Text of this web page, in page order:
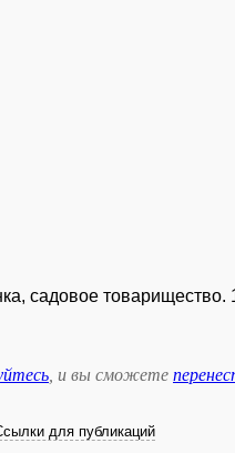
садовое товарищество.
, и вы сможете
для публикаций